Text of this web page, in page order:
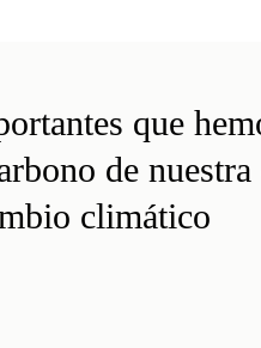
que
de
climático